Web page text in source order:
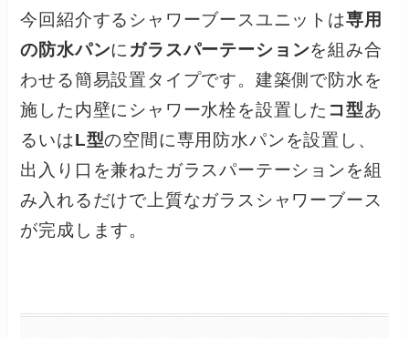
今回紹介するシャワーブースユニットは専用
の防水パンに ガラスパーテーションを組み合
わせる簡易設置タイプです。建築側で防水を
施した内壁にシャワー水栓を設置した コ型あ
るいはL型の空間に専用防水パンを設置し、
出入り口を兼ねたガラスパーテーションを組
み入れるだけで上質なガラスシャワーブース
が完成します。